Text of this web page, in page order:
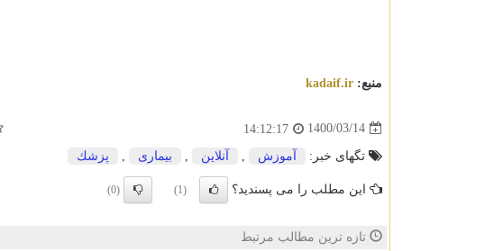
منبع: kadaif.ir
1400/03/14
14:12:17
تگهای خبر: آموزش , آنلاین , بیماری , پزشك
این مطلب را می پسندید؟ (1)
(0)
تازه ترین مطالب مرتبط